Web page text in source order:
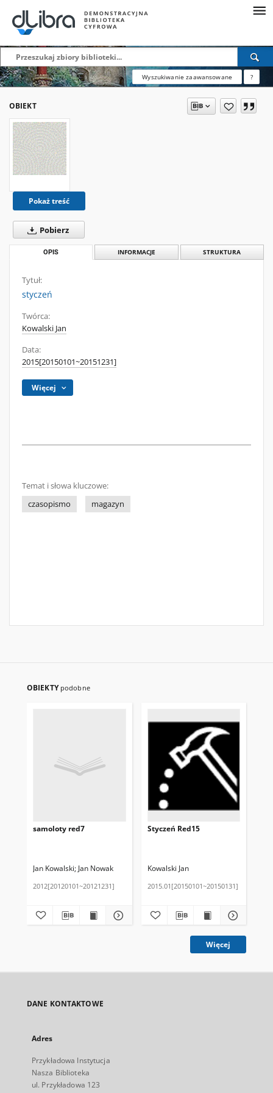
Wyszukiwanie zaawansowane ?
OBIEKT
Pokaż treść
Pobierz
OPIS INFORMACJE STRUKTURA
Tytuł:
styczeń
Twórca:
Kowalski Jan
Data:
2015[20150101~20151231]
Więcej
Temat i słowa kluczowe:
czasopismo
magazyn
OBIEKTY podobne
samoloty red7
Jan Kowalski Jan Nowak
2012[20120101~20121231]
Styczeń Red15
Kowalski Jan
2015.01[20150101~20150131]
Więcej
DANE KONTAKTOWE
Adres
Przykładowa Instytucja
Nasza Biblioteka
ul. Przykładowa 123